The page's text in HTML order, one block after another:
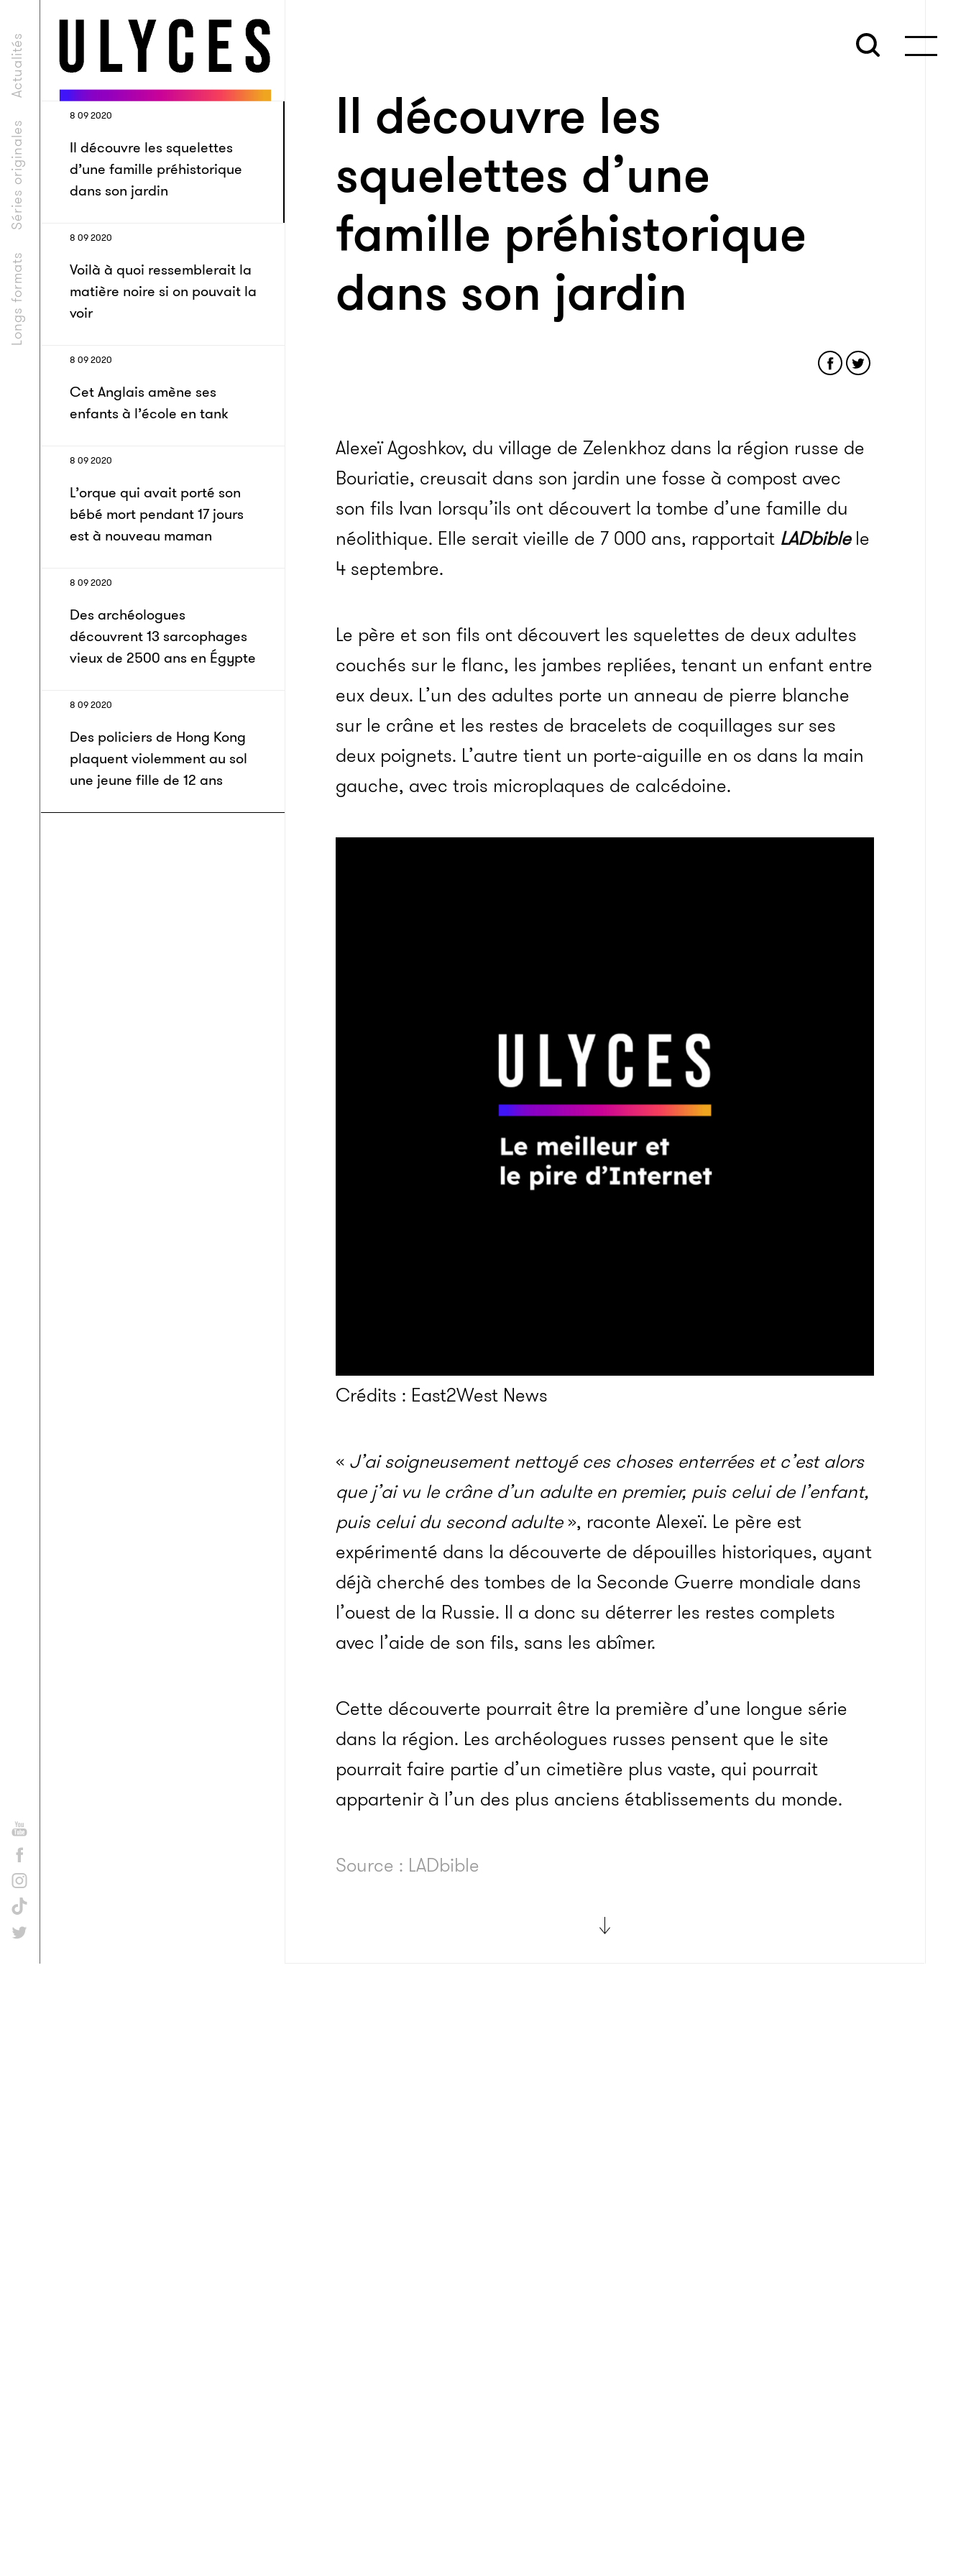
Longs formats
Séries originales
Actualités
8 09 2020
Il découvre les squelettes
d’une famille préhistorique
dans son jardin
8 09 2020
Voilà à quoi ressemblerait la
matière noire si on pouvait la
voir
8 09 2020
Cet Anglais amène ses
enfants à l’école en tank
8 09 2020
L’orque qui avait porté son
bébé mort pendant 17 jours
est à nouveau maman
8 09 2020
Des archéologues
découvrent 13 sarcophages
vieux de 2500 ans en Égypte
8 09 2020
Des policiers de Hong Kong
plaquent violemment au sol
une jeune fille de 12 ans
Il découvre les
squelettes d’une
famille préhistorique
dans son jardin
Alexeï Agoshkov, du village de Zelenkhoz dans la région russe de
Bouriatie, creusait dans son jardin une fosse à compost avec
son fils Ivan lorsqu’ils ont découvert la tombe d’une famille du
néolithique. Elle serait vieille de 7 000 ans, rapportait LADbiblele
4 septembre.
Le père et son fils ont découvert les squelettes de deux adultes
couchés sur le flanc, les jambes repliées, tenant un enfant entre
eux deux. L’un des adultes porte un anneau de pierre blanche
sur le crâne et les restes de bracelets de coquillages sur ses
deux poignets. L’autre tient un porte-aiguille en os dans la main
gauche, avec trois microplaques de calcédoine.
Crédits : East2West News
« J’ai soigneusement nettoyé ces choses enterrées et c’est alors
que j’ai vu le crâne d’un adulte en premier, puis celui de l’enfant,
puis celui du second adulte», raconte Alexeï. Le père est
expérimenté dans la découverte de dépouilles historiques, ayant
déjà cherché des tombes de la Seconde Guerre mondiale dans
l’ouest de la Russie. Il a donc su déterrer les restes complets
avec l’aide de son fils, sans les abîmer.
Cette découverte pourrait être la première d’une longue série
dans la région. Les archéologues russes pensent que le site
pourrait faire partie d’un cimetière plus vaste, qui pourrait
appartenir à l’un des plus anciens établissements du monde.
Source : LADbible